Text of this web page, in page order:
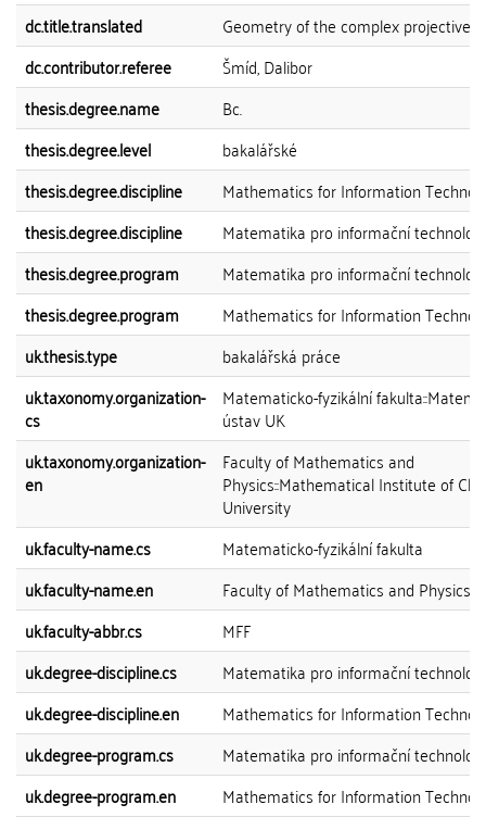
dc.title.translated
Geometry of the complex projective
dc.contributor.referee
Šmíd, Dalibor
thesis.degree.name
Bc.
thesis.degree.level
bakalářské
thesis.degree.discipline
Mathematics for Information
thesis.degree.discipline
Matematika pro informační
thesis.degree.program
Matematika pro informační
thesis.degree.program
Mathematics for Information
uk.thesis.type
bakalářská práce
uk.taxonomy.organization-
cs
Matematicko-fyzikální
ústav UK
uk.taxonomy.organization-
en
Faculty of Mathematics and
Physics::Mathematical Institute of
University
uk.faculty-name.cs
Matematicko-fyzikální fakulta
uk.faculty-name.en
Faculty of Mathematics and Physics
uk.faculty-abbr.cs
MFF
uk.degree-discipline.cs
Matematika pro informační
uk.degree-discipline.en
Mathematics for Information
uk.degree-program.cs
Matematika pro informační
uk.degree-program.en
Mathematics for Information